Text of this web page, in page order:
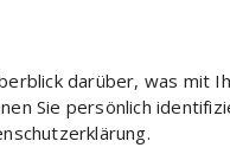
darüber, was
Sie persönlich